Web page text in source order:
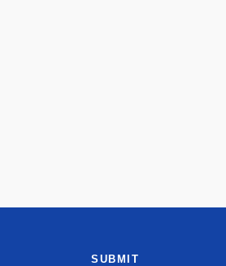
SUBMIT